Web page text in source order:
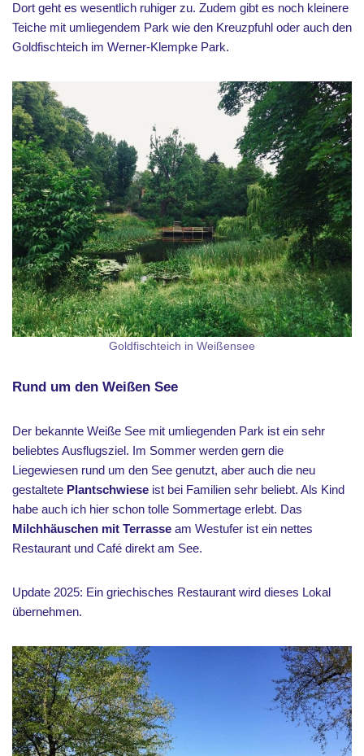
Dort geht es wesentlich ruhiger zu. Zudem gibt es noch kleinere
Teiche mit umliegendem Park wie den Kreuzpfuhl oder auch den
Goldfischteich im Werner-Klempke Park.
Goldfischteich in Weißensee
Rund um den Weißen See
Der bekannte Weiße See mit umliegenden Park ist ein sehr
beliebtes Ausflugsziel. Im Sommer werden gern die
Liegewiesen rund um den See genutzt, aber auch die neu
gestaltete Plantschwiese ist bei Familien sehr beliebt. Als Kind
habe auch ich hier schon tolle Sommertage erlebt. Das
Milchhäuschen mit Terrasse am Westufer ist ein nettes
Restaurant und Café direkt am See.
Update 2025: Ein griechisches Restaurant wird dieses Lokal
übernehmen.